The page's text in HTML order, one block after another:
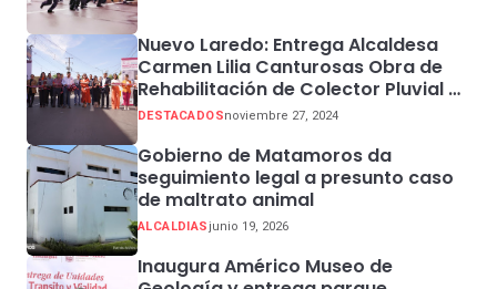
Nuevo Laredo: Entrega Alcaldesa
Carmen Lilia Canturosas Obra de
Rehabilitación de Colector Pluvial en
Sector Centro
DESTACADOSnoviembre 27, 2024
Gobierno de Matamoros da
seguimiento legal a presunto caso
de maltrato animal
ALCALDIASjunio 19, 2026
Inaugura Américo Museo de